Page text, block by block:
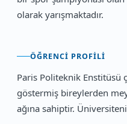
olarak yarışmaktadır.
ÖĞRENCI PROFILI
Paris Politeknik Enstitüsü
göstermiş bireylerden
ağına sahiptir.